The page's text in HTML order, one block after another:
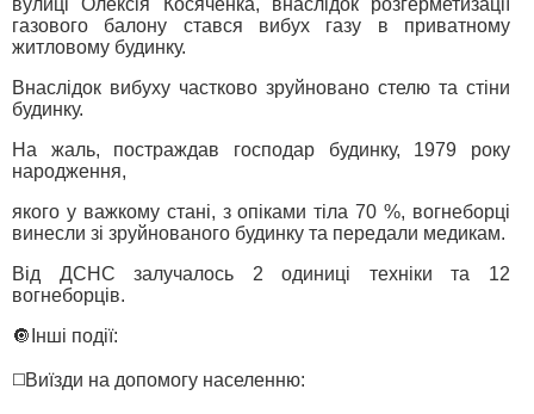
вулиці Олексія Косяченка, внаслідок розгерметизації
газового балону стався вибух газу в приватному
житловому будинку.
Внаслідок вибуху частково зруйновано стелю та стіни
будинку.
На жаль, постраждав господар будинку, 1979 року
народження,
якого у важкому стані, з опіками тіла 70 %, вогнеборці
винесли зі зруйнованого будинку та передали медикам.
Від ДСНС залучалось 2 одиниці техніки та 12
вогнеборців.
🔘Інші події:
◻️Виїзди на допомогу населенню: